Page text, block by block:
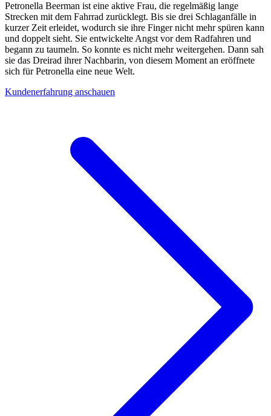
Petronella Beerman ist eine aktive Frau, die regelmäßig lange
Strecken mit dem Fahrrad zurücklegt. Bis sie drei Schlaganfälle in
kurzer Zeit erleidet, wodurch sie ihre Finger nicht mehr spüren kann
und doppelt sieht. Sie entwickelte Angst vor dem Radfahren und
begann zu taumeln. So konnte es nicht mehr weitergehen. Dann sah
sie das Dreirad ihrer Nachbarin, von diesem Moment an eröffnete
sich für Petronella eine neue Welt.
Kundenerfahrung anschauen